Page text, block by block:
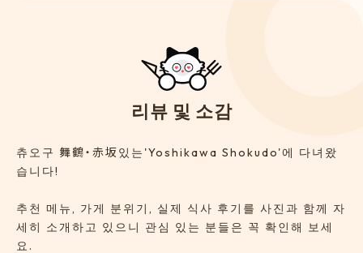
리뷰 및 소감
츄오구 舞鶴・赤坂있는'Yoshikawa Shokudo'에 다녀왔
습니다!
추천 메뉴, 가게 분위기, 실제 식사 후기를 사진과 함께 자
세히 소개하고 있으니 관심 있는 분들은 꼭 확인해 보세
요.